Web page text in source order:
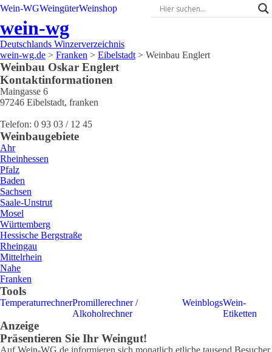
Wein-WGWeingüterWeinshop
wein-wg
Deutschlands Winzerverzeichnis
wein-wg.de > Franken > Eibelstadt > Weinbau Englert
Weinbau Oskar Englert
Kontaktinformationen
Maingasse 6
97246 Eibelstadt, franken
Telefon: 0 93 03 / 12 45
Weinbaugebiete
Ahr
Rheinhessen
Pfalz
Baden
Sachsen
Saale-Unstrut
Mosel
Württemberg
Hessische Bergstraße
Rheingau
Mittelrhein
Nahe
Franken
Tools
TemperaturrechnerPromillerechner /
Alkoholrechner
WeinblogsWein-
Etiketten
Anzeige
Präsentieren Sie Ihr Weingut!
Auf Wein-WG.de informieren sich monatlich etliche tausend Besucher